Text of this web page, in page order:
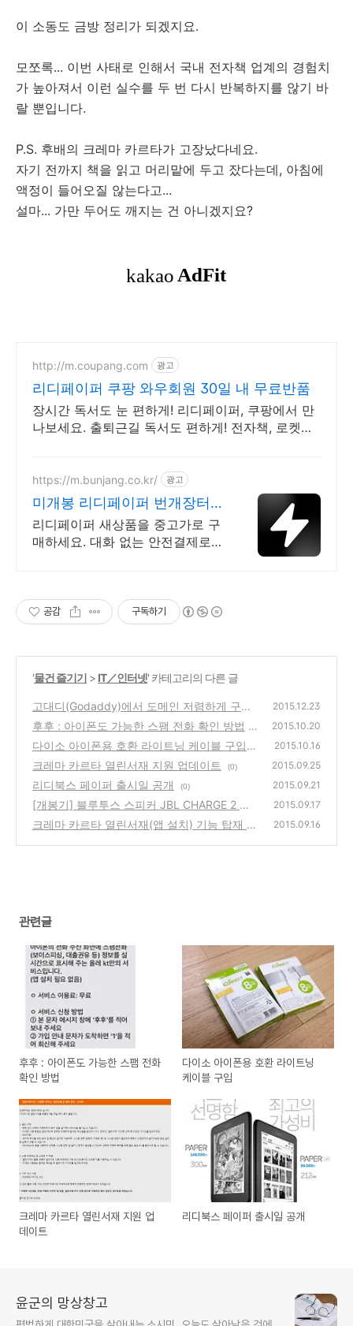
이 소동도 금방 정리가 되겠지요.
모쪼록... 이번 사태로 인해서 국내 전자책 업계의 경험치
가 높아져서 이런 실수를 두 번 다시 반복하지를 않기 바
랄 뿐입니다.
P.S. 후배의 크레마 카르타가 고장났다네요.
자기 전까지 책을 읽고 머리맡에 두고 잤다는데, 아침에
액정이 들어오질 않는다고...
설마... 가만 두어도 깨지는 건 아니겠지요?
http://m.coupang.com 광고
리디페이퍼 쿠팡 와우회원 30일 내 무료반품
장시간 독서도 눈 편하게! 리디페이퍼, 쿠팡에서 만
나보세요. 출퇴근길 독서도 편하게! 전자책, 로켓배
https://m.bunjang.co.kr/ 광고
미개봉 리디페이퍼 번개장터
국내 최대 브랜드 중고거래
리디페이퍼 새상품을 중고가로 구
매하세요. 대화 없는 안전결제로
공감 구독하기
'물건 즐기기 > IT／인터넷' 카테고리의 다른 글
고대디(Godaddy)에서 도메인 저렴하게 구입
했습니다.
(0)
2015.12.23
후후 : 아이폰도 가능한 스팸 전화 확인 방법
(0)
2015.10.20
다이소 아이폰용 호환 라이트닝 케이블 구입
(0)
2015.10.16
크레마 카르타 열린서재 지원 업데이트 (0) 2015.09.25
리디북스 페이퍼 출시일 공개 (0) 2015.09.21
[개봉기] 블루투스 스피커 JBL CHARGE 2 구
매했습니다.
(0)
2015.09.17
크레마 카르타 열린서재(앱 설치) 기능 탑재 공
2015.09.16
관련글
후후 : 아이폰도 가능한 스팸 전화
확인 방법
다이소 아이폰용 호환 라이트닝
케이블 구입
크레마 카르타 열린서재 지원 업
데이트
리디북스 페이퍼 출시일 공개
윤군의 망상창고